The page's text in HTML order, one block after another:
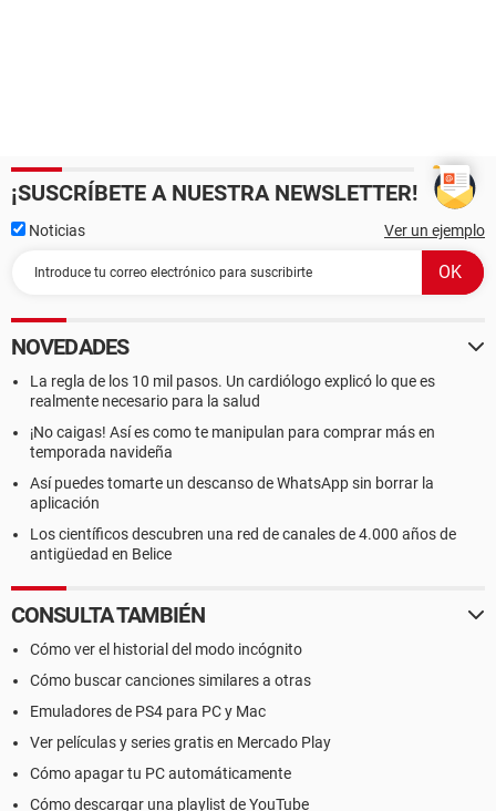
¡SUSCRÍBETE A NUESTRA NEWSLETTER!
Noticias Ver un ejemplo
NOVEDADES
La regla de los 10 mil pasos. Un cardiólogo explicó lo que es
realmente necesario para la salud
¡No caigas! Así es como te manipulan para comprar más en
temporada navideña
Así puedes tomarte un descanso de WhatsApp sin borrar la
aplicación
Los científicos descubren una red de canales de 4.000 años de
antigüedad en Belice
CONSULTA TAMBIÉN
Cómo ver el historial del modo incógnito
Cómo buscar canciones similares a otras
Emuladores de PS4 para PC y Mac
Ver películas y series gratis en Mercado Play
Cómo apagar tu PC automáticamente
Cómo descargar una playlist de YouTube